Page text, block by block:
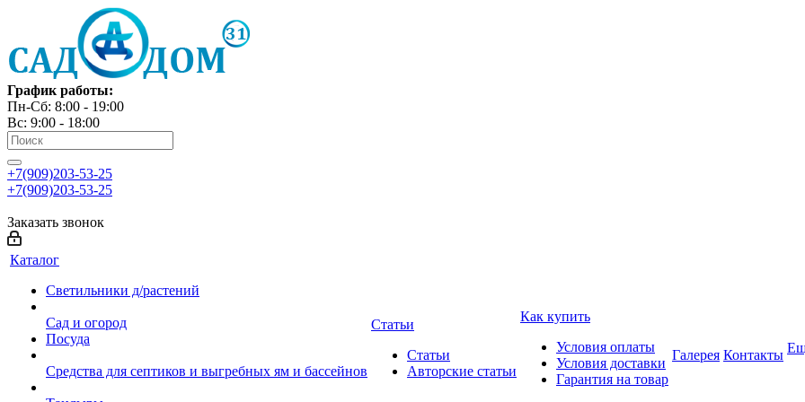
График работы:
Пн-Сб: 8:00 - 19:00
Вс: 9:00 - 18:00
+7(909)203-53-25
+7(909)203-53-25
Заказать звонок
Каталог
Светильники д/растений
Сад и огород
Посуда
Средства для септиков и выгребных ям и бассейнов
Статьи
Статьи
Авторские статьи
Как купить
Условия оплаты
Условия доставки
Гарантия на товар
Галерея Контакты